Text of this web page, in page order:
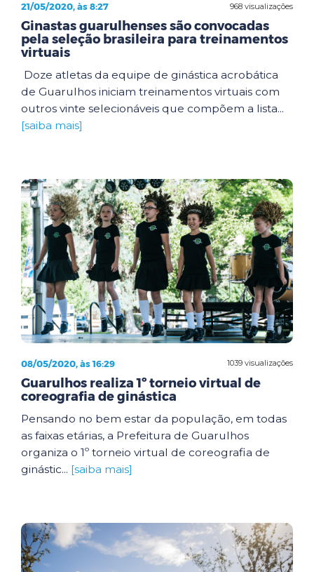
968 visualizações
21/05/2020, às 8:27
Ginastas guarulhenses são convocadas
pela seleção brasileira para treinamentos
virtuais
Doze atletas da equipe de ginástica acrobática
de Guarulhos iniciam treinamentos virtuais com
outros vinte selecionáveis que compõem a lista...
[saiba mais]
1039 visualizações
08/05/2020, às 16:29
Guarulhos realiza 1º torneio virtual de
coreografia de ginástica
Pensando no bem estar da população, em todas
as faixas etárias, a Prefeitura de Guarulhos
organiza o 1º torneio virtual de coreografia de
ginástic... [saiba mais]